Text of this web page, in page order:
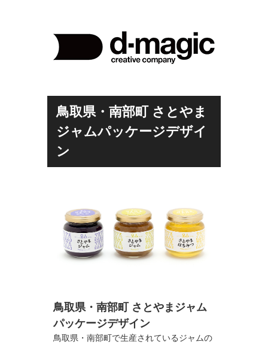
鳥取県・南部町 さとやま
ジャムパッケージデザイ
ン
鳥取県・南部町 さとやまジャム
パッケージデザイン
鳥取県・南部町で生産されているジャムの